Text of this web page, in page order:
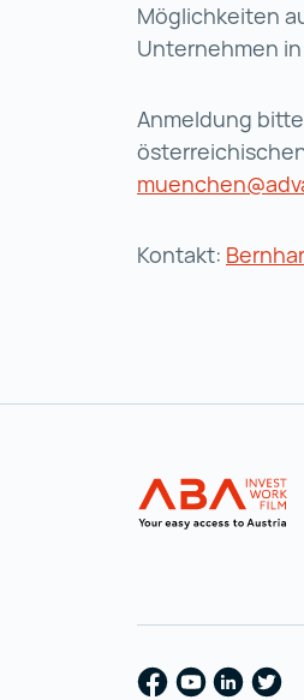
Möglichkeiten
Unternehmen
Anmeldung
Kontakt:
Facebook
Youtube